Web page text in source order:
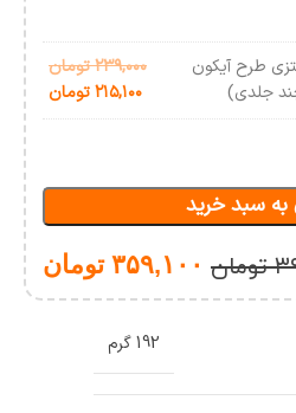
طرح آیکون
جلدی)
۲۳۹,۰۰۰تومان
۲۱۵,۱۰۰تومان
به سبد خرید
تومان ۳۵۹,۱۰۰ تومان
192 گرم